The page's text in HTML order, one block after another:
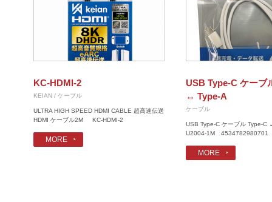
KC-HDMI-2
KEIAN / ケーブル
ULTRA HIGH SPEED HDMI CABLE 超高速伝送
HDMI ケーブル2M KC-HDMI-2
MORE
USB Type-C ケーブ
↔ Type-A
ケーブル
USB Type-C ケーブル Type-C
U2004-1M 4534782980701
MORE